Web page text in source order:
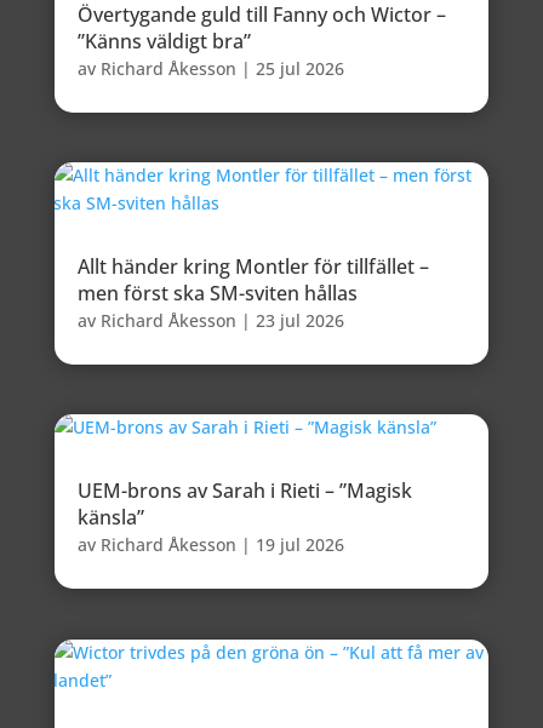
Övertygande guld till Fanny och Wictor –
”Känns väldigt bra”
av Richard Åkesson | 25 jul 2026
Allt händer kring Montler för tillfället –
men först ska SM-sviten hållas
av Richard Åkesson | 23 jul 2026
UEM-brons av Sarah i Rieti – ”Magisk
känsla”
av Richard Åkesson | 19 jul 2026